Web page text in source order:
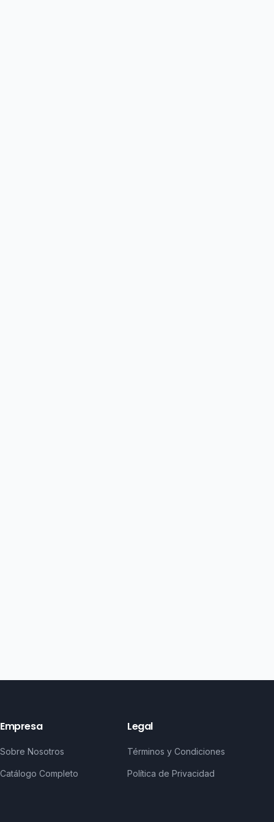
Empresa
Sobre Nosotros
Catálogo Completo
Legal
Términos y Condiciones
Política de Privacidad